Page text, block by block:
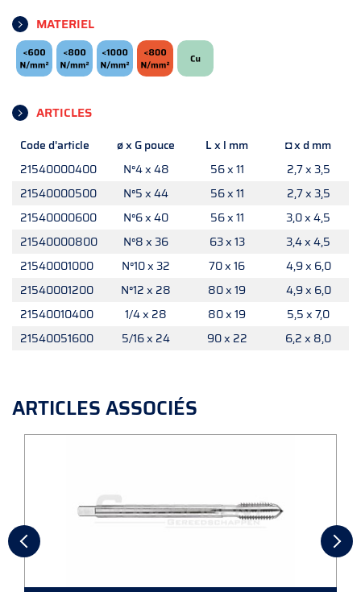
MATERIEL
ARTICLES
Code d'article ø x G pouce L x l mm
◘ x d mm
21540000400
N°4 x 48 56 x 11
2,7 x 3,5
21540000500
N°5 x 44 56 x 11
2,7 x 3,5
21540000600
N°6 x 40 56 x 11
3,0 x 4,5
21540000800
N°8 x 36 63 x 13
3,4 x 4,5
21540001000
N°10 x 32 70 x 16
4,9 x 6,0
21540001200
N°12 x 28 80 x 19
4,9 x 6,0
21540010400
1/4 x 28 80 x 19
5,5 x 7,0
21540051600
5/16 x 24 90 x 22 6,2 x 8,0
ARTICLES ASSOCIÉS